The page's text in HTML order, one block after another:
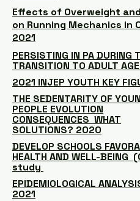
Effects of Overweight
on Running Mechanics in
2021
PERSISTING IN PA DURING
TRANSITION TO ADULT
2021 INJEP YOUTH KEY
THE SEDENTARITY OF
PEOPLE EVOLUTION
CONSEQUENCES WHAT
SOLUTIONS? 2020
DEVELOP SCHOOLS
HEALTH AND WELL-BEING
study
EPIDEMIOLOGICAL
2021